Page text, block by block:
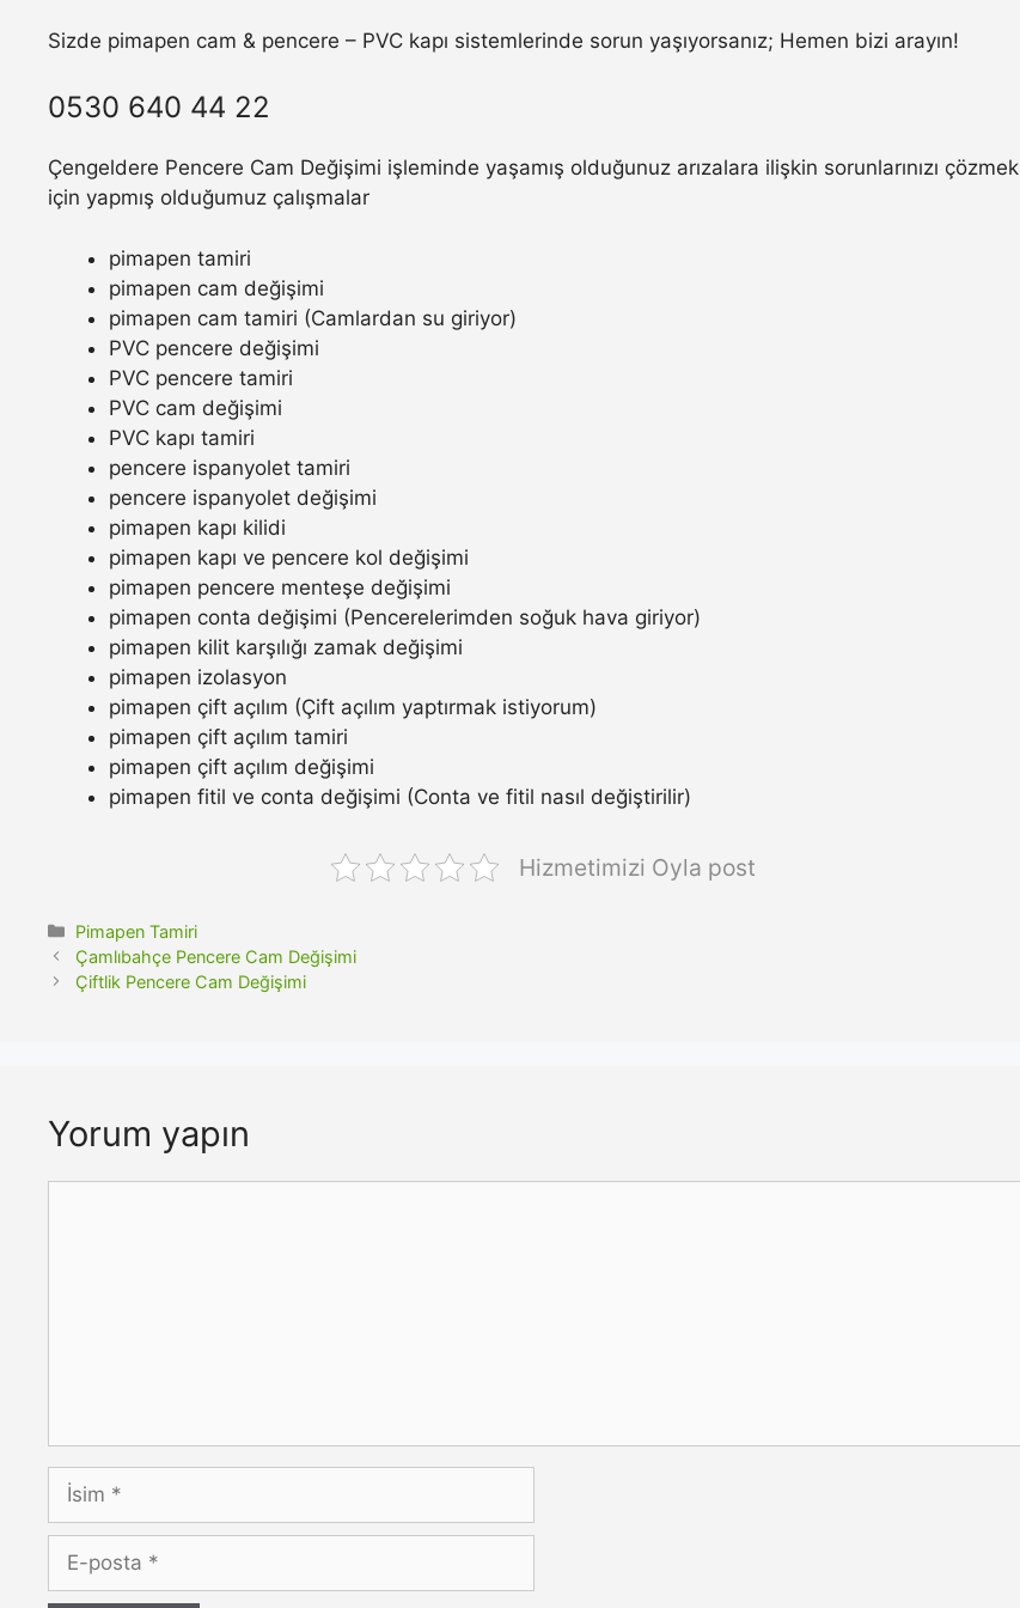
Sizde pimapen cam & pencere – PVC kapı sistemlerinde sorun yaşıyorsanız; Hemen bizi arayın!
0530 640 44 22
Çengeldere Pencere Cam Değişimi işleminde yaşamış olduğunuz arızalara ilişkin sorunlarınızı çözmek
için yapmış olduğumuz çalışmalar
pimapen tamiri
pimapen cam değişimi
pimapen cam tamiri (Camlardan su giriyor)
PVC pencere değişimi
PVC pencere tamiri
PVC cam değişimi
PVC kapı tamiri
pencere ispanyolet tamiri
pencere ispanyolet değişimi
pimapen kapı kilidi
pimapen kapı ve pencere kol değişimi
pimapen pencere menteşe değişimi
pimapen conta değişimi (Pencerelerimden soğuk hava giriyor)
pimapen kilit karşılığı zamak değişimi
pimapen izolasyon
pimapen çift açılım (Çift açılım yaptırmak istiyorum)
pimapen çift açılım tamiri
pimapen çift açılım değişimi
pimapen fitil ve conta değişimi (Conta ve fitil nasıl değiştirilir)
Hizmetimizi Oyla post
Kategoriler
Pimapen Tamiri
Çamlıbahçe Pencere Cam Değişimi
Çiftlik Pencere Cam Değişimi
Yorum yapın
İsim
posta